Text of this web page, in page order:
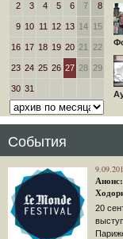
2 3 4 5 6 7 8
9 10 11 12 13 14 15
16 17 18 19 20 21 22
23 24 25 26 27 28 29
30 31
События
20